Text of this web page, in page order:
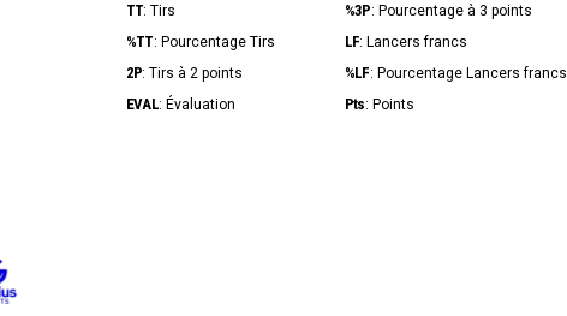
TT: Tirs %3P: Pourcentage à 3 points
%TT: Pourcentage Tirs LF: Lancers francs
2P: Tirs à 2 points %LF: Pourcentage Lancers francs
EVAL: Évaluation Pts: Points